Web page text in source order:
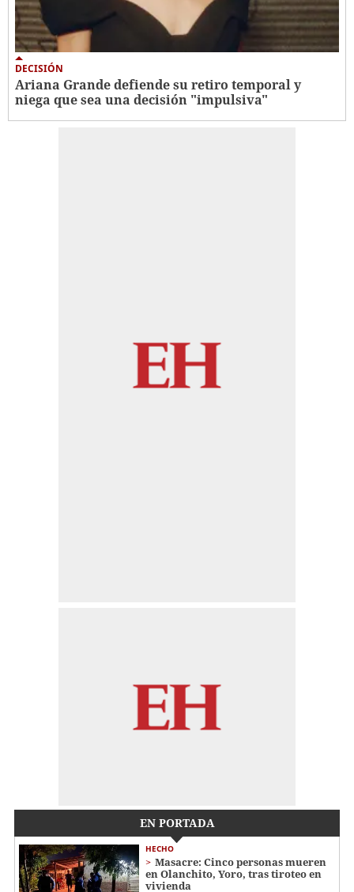
DECISIÓN
Ariana Grande defiende su retiro temporal y
niega que sea una decisión "impulsiva"
EN PORTADA
HECHO
Masacre: Cinco personas mueren
en Olanchito, Yoro, tras tiroteo en
vivienda